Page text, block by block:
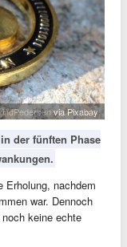
via Pixabay
der fünften Phase
Erholung, nachdem
war. Dennoch
keine echte